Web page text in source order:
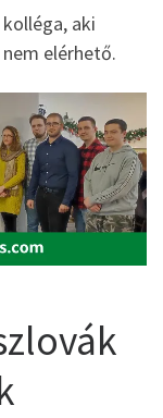
aki
elérhető.